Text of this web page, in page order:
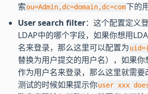
索ou=Admin,dc=domain,dc=com下的
User search filter：这个配置定义
LDAP中的哪个字段，如果你想用
名来登录，那么这里可以配置为
替换为用户提交的用户名），如果
作为用户名来登录，那么这里就需要
测试的时候如果提示你user xxx